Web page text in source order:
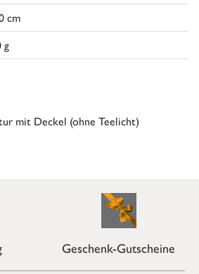
cm
g
mit Deckel (ohne Teelicht)
Geschenk-Gutscheine